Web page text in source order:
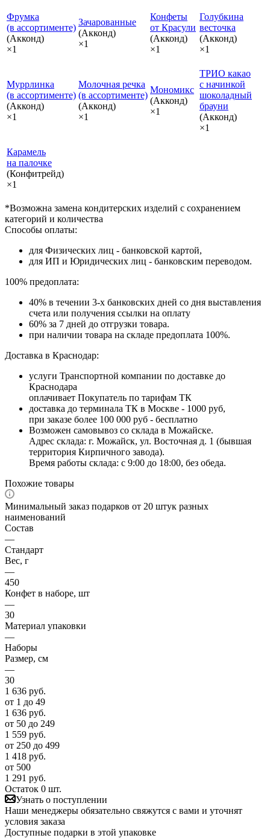
Фрумка
(в ассортименте)
(Акконд)
×1
Зачарованные
(Акконд)
×1
Конфеты
от Красули
(Акконд)
×1
Голубкина
весточка
(Акконд)
×1
Муррлинка
(в ассортименте)
(Акконд)
×1
Молочная речка
(в ассортименте)
(Акконд)
×1
Мономикс
(Акконд)
×1
ТРИО какао
с начинкой
шоколадный
брауни
(Акконд)
×1
Карамель
на палочке
(Конфитрейд)
×1
*Возможна замена кондитерских изделий с сохранением
категорий и количества
Способы оплаты:
для Физических лиц - банковской картой,
для ИП и Юридических лиц - банковским переводом.
100% предоплата:
40% в течении 3-х банковских дней со дня выставления
счета или получения ссылки на оплату
60% за 7 дней до отгрузки товара.
при наличии товара на складе предоплата 100%.
Доставка в Краснодар:
услуги Транспортной компании по доставке до
Краснодара
оплачивает Покупатель по тарифам ТК
доставка до терминала ТК в Москве - 1000 руб,
при заказе более 100 000 руб - бесплатно
Возможен самовывоз со склада в Можайске.
Адрес склада: г. Можайск, ул. Восточная д. 1 (бывшая
территория Кирпичного завода).
Время работы склада: с 9:00 до 18:00, без обеда.
Похожие товары
Минимальный заказ подарков от 20 штук разных
наименований
Состав
—
Стандарт
Вес, г
—
450
Конфет в наборе, шт
—
30
Материал упаковки
—
Наборы
Размер, см
—
30
1 636 руб.
от 1 до 49
1 636 руб.
от 50 до 249
1 559 руб.
от 250 до 499
1 418 руб.
от 500
1 291 руб.
Остаток 0 шт.
Узнать о поступлении
Наши менеджеры обязательно свяжутся с вами и уточнят
условия заказа
Доступные подарки в этой упаковке